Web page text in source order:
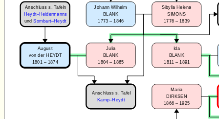
Sibylla Helena
SIMONS
1776 – 1839
Johann Wilhelm
BLANK
1773 – 1846
Julia
BLANK
1804 – 1865
August
von der HEYDT
1801 – 1874
Anschluss s. Tafeln
Heydt–Heidermanns
undSombart–Heydt
Ida
BLANK
1811 – 1891
Maria
DIRKSEN
1866 – 1925
Anschluss s. Tafel
Kamp–Heydt